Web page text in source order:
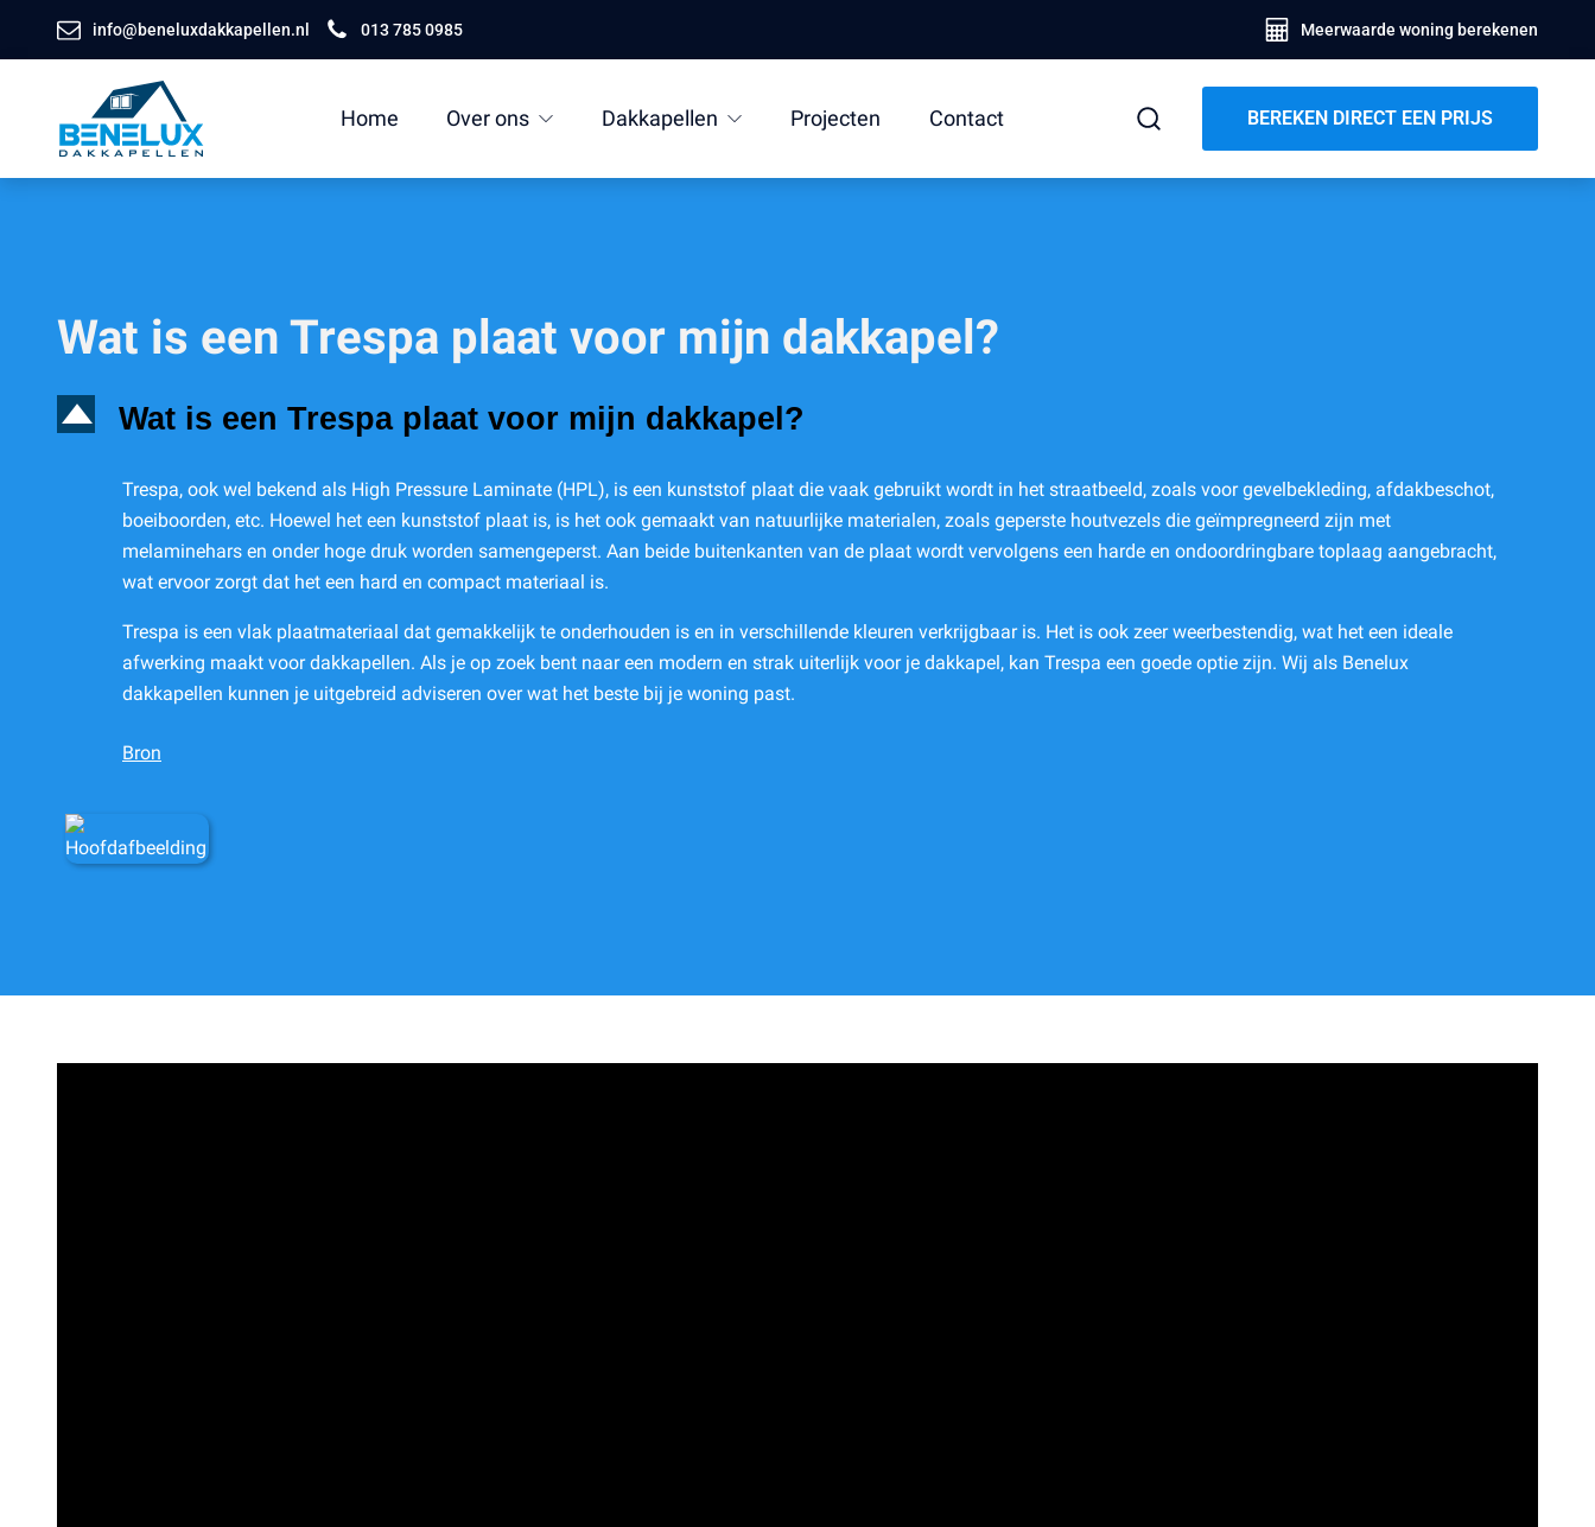
info@beneluxdakkapellen.nl 013 785 0985 Meerwaarde woning berekenen
Home Over ons Dakkapellen Projecten Contact BEREKEN DIRECT EEN PRIJS
Wat is een Trespa plaat voor mijn dakkapel?
D Wat is een Trespa plaat voor mijn dakkapel?
Trespa, ook wel bekend als High Pressure Laminate (HPL), is een kunststof plaat die vaak gebruikt wordt in het straatbeeld, zoals voor gevelbekleding, afdakbeschot,
boeiboorden, etc. Hoewel het een kunststof plaat is, is het ook gemaakt van natuurlijke materialen, zoals geperste houtvezels die geïmpregneerd zijn met
melaminehars en onder hoge druk worden samengeperst. Aan beide buitenkanten van de plaat wordt vervolgens een harde en ondoordringbare toplaag aangebracht,
wat ervoor zorgt dat het een hard en compact materiaal is.
Trespa is een vlak plaatmateriaal dat gemakkelijk te onderhouden is en in verschillende kleuren verkrijgbaar is. Het is ook zeer weerbestendig, wat het een ideale
afwerking maakt voor dakkapellen. Als je op zoek bent naar een modern en strak uiterlijk voor je dakkapel, kan Trespa een goede optie zijn. Wij als Benelux
dakkapellen kunnen je uitgebreid adviseren over wat het beste bij je woning past.
Bron